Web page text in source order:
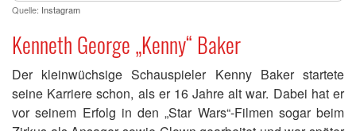
Quelle: Instagram
Kenneth George „Kenny“ Baker
Der kleinwüchsige Schauspieler Kenny Baker startete
seine Karriere schon, als er 16 Jahre alt war. Dabei hat er
vor seinem Erfolg in den „Star Wars“-Filmen sogar beim